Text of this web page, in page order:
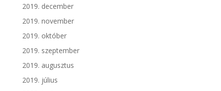
2019. december
2019. november
2019. október
2019. szeptember
2019. augusztus
2019. július